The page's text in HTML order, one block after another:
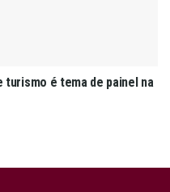
é tema de painel na